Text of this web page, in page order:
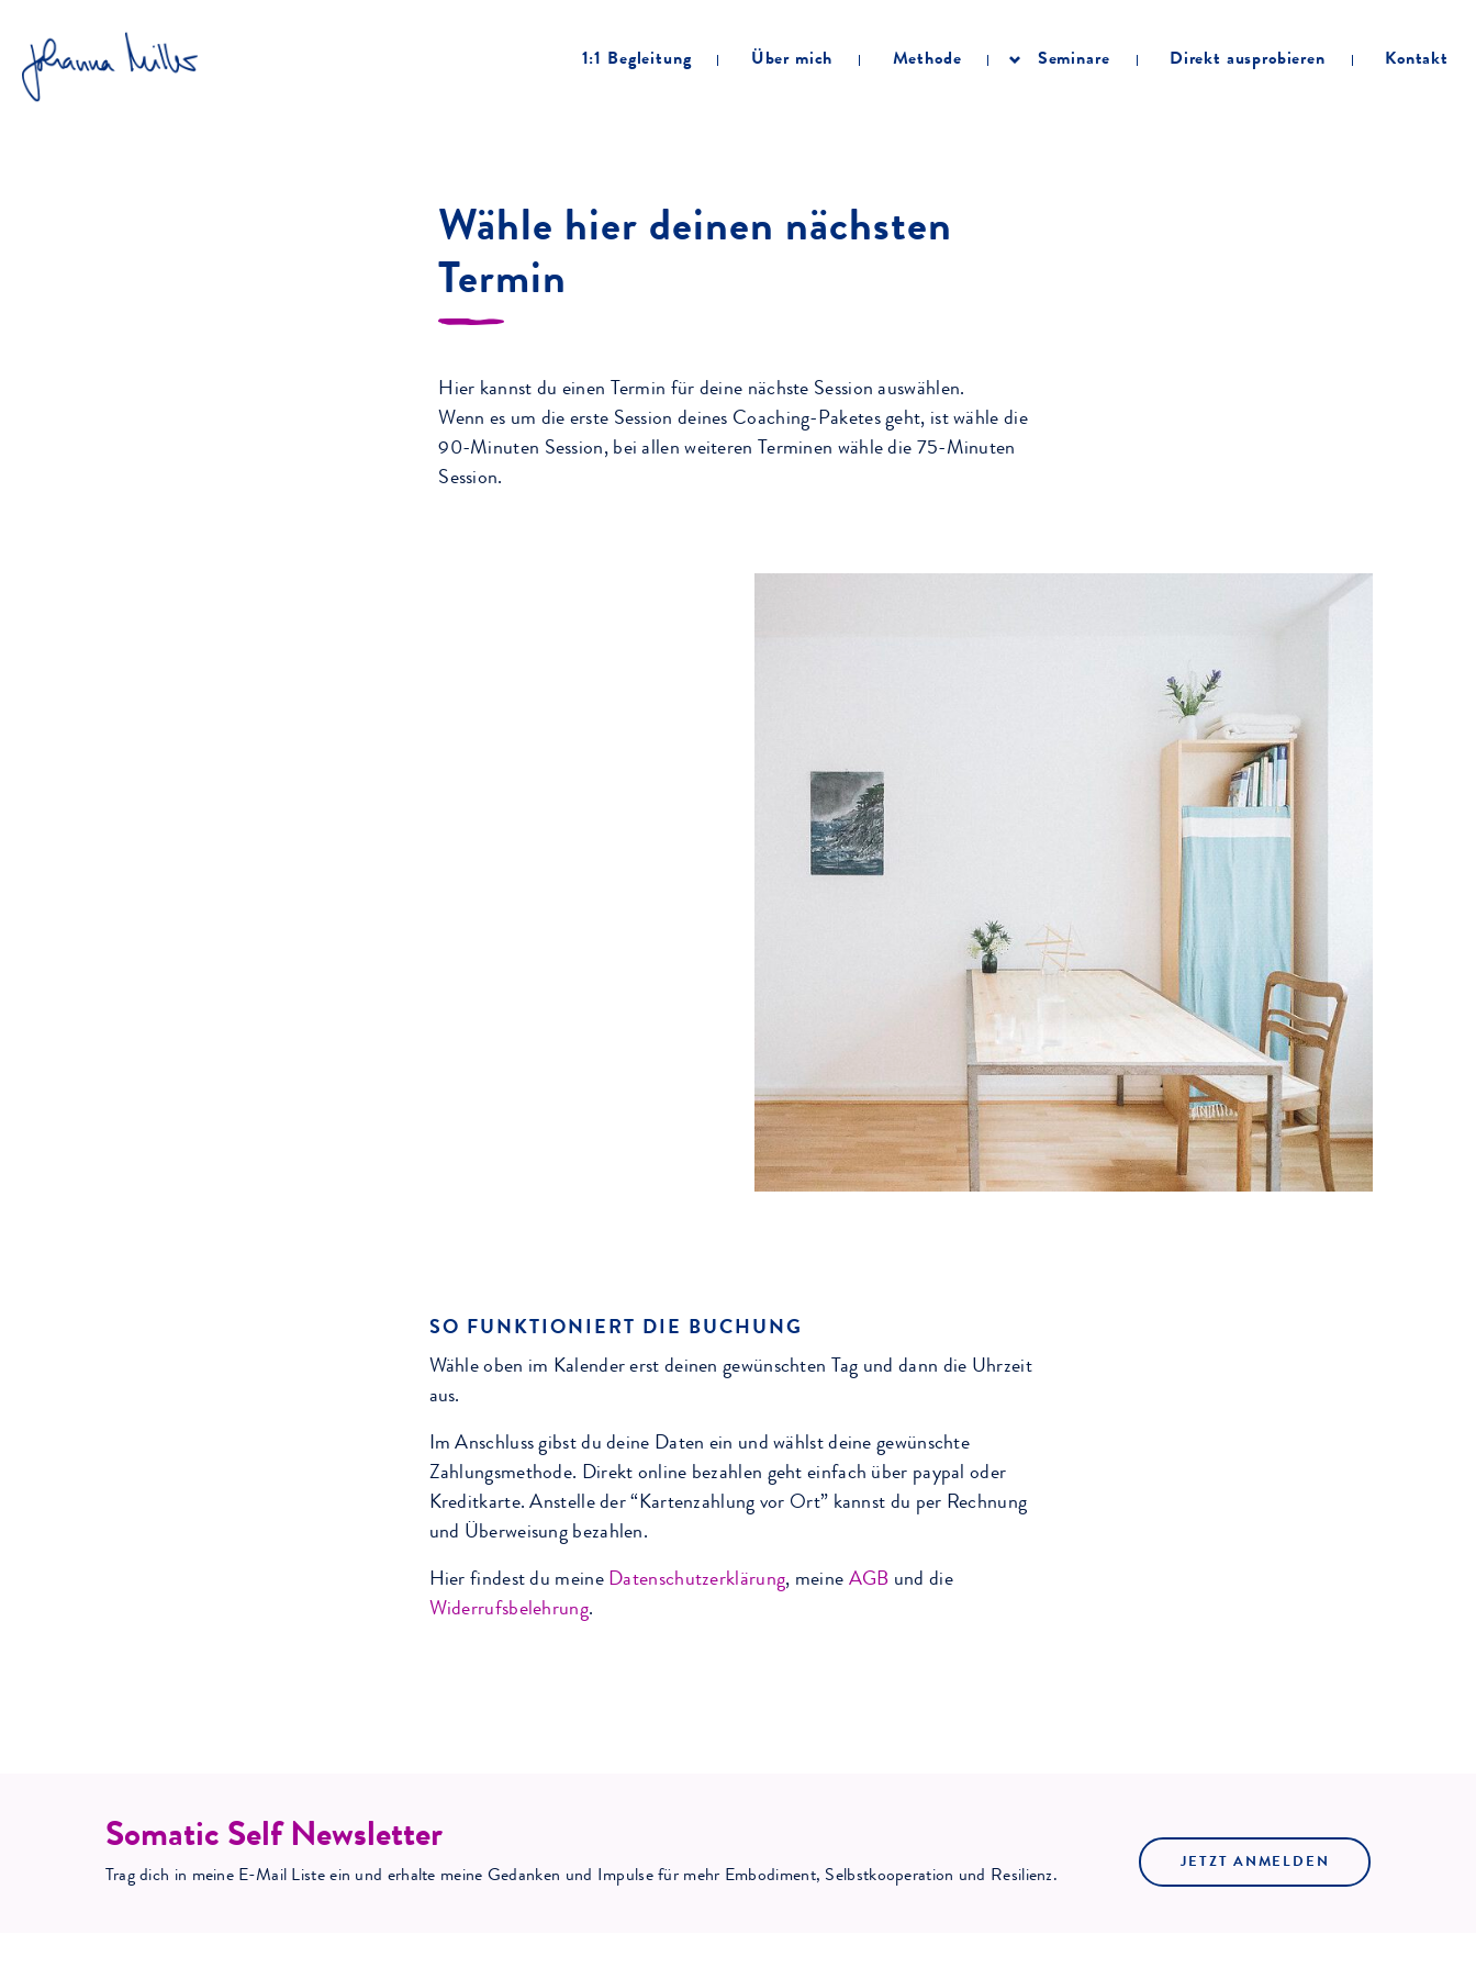
1:1 Begleitung Über mich Methode Seminare Direkt ausprobieren Kontakt
Wähle hier deinen nächsten
Termin
Hier kannst du einen Termin für deine nächste Session auswählen.
Wenn es um die erste Session deines Coaching-Paketes geht, ist wähle die
90-Minuten Session, bei allen weiteren Terminen wähle die 75-Minuten
Session.
SO FUNKTIONIERT DIE BUCHUNG
Wähle oben im Kalender erst deinen gewünschten Tag und dann die Uhrzeit
aus.
Im Anschluss gibst du deine Daten ein und wählst deine gewünschte
Zahlungsmethode. Direkt online bezahlen geht einfach über paypal oder
Kreditkarte. Anstelle der “Kartenzahlung vor Ort” kannst du per Rechnung
und Überweisung bezahlen.
Hier findest du meine Datenschutzerklärung, meine AGB und die
Widerrufsbelehrung.
Somatic Self Newsletter
Trag dich in meine E-Mail Liste ein und erhalte meine Gedanken und Impulse für mehr Embodiment, Selbstkooperation und Resilienz.
JETZT ANMELDEN